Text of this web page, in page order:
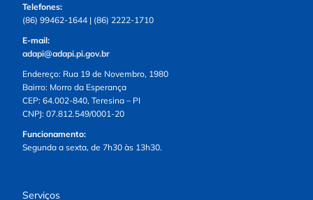
Telefones:
(86) 99462-1644 | (86) 2222-1710
E-mail:
adapi@adapi.pi.gov.br
Endereço: Rua 19 de Novembro, 1980
Bairro: Morro da Esperança
CEP: 64.002-840, Teresina – PI
CNPJ: 07.812.549/0001-20
Funcionamento:
Segunda a sexta, de 7h30 às 13h30.
Serviços